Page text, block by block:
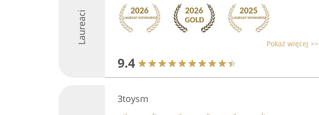
Laureaci Pokaż więcej >>
9.4
3toysm